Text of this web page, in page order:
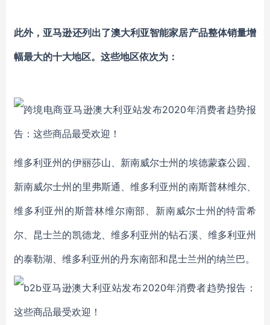
此外，亚马逊还列出了澳大利亚智能家居产品整体销量增
幅最大的十大地区。 这些地区依次为：
维多利亚州的伊丽莎山、新南威尔士州的埃德蒙森公园、
新南威尔士州的里弗斯通、维多利亚州的南斯普林维尔、
维多利亚州的斯普林维尔南部、新南威尔士州的特雷希
尔、昆士兰的凯德龙、维多利亚州的钻石溪、维多利亚州
的泰勒湖、维多利亚州的丹东南部和昆士兰州的纳兰巴。